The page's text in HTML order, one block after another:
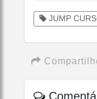
JUMP